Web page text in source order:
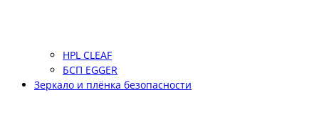
HPL CLEAF
БСП EGGER
Зеркало и плёнка безопасности